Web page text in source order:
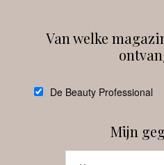
Van welke
De Beauty Professional
Mijn